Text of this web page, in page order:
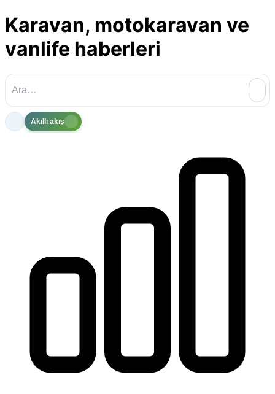
Karavan, motokaravan ve
vanlife haberleri
Akıllı akış